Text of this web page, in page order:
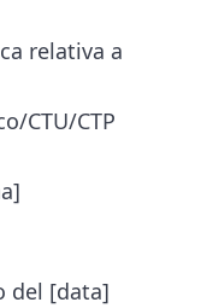
relativa a
CTU/CTP
del [data]